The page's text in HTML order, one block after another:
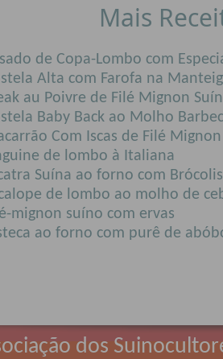
Mais
de Copa-Lombo com
Alta com Farofa na
au Poivre de Filé Mignon
Baby Back ao Molho
Com Iscas de Filé
de lombo à Italiana
Suína ao forno com
de lombo ao molho de
mignon suíno com ervas
ao forno com purê de
dos